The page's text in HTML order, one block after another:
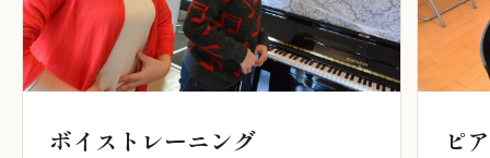
ボイストレーニング ピ